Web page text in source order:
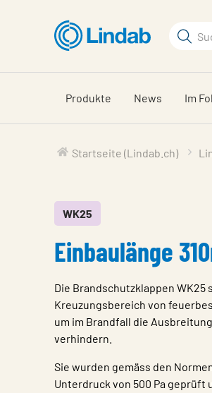
Hauptinhalt
Produkte News Im
Startseite (Lindab.ch)
WK25
Einbaulänge
Die Brandschutzklappen
Kreuzungsbereich von
um im Brandfall die
verhindern.
Sie wurden gemäss den
Unterdruck von 500 Pa